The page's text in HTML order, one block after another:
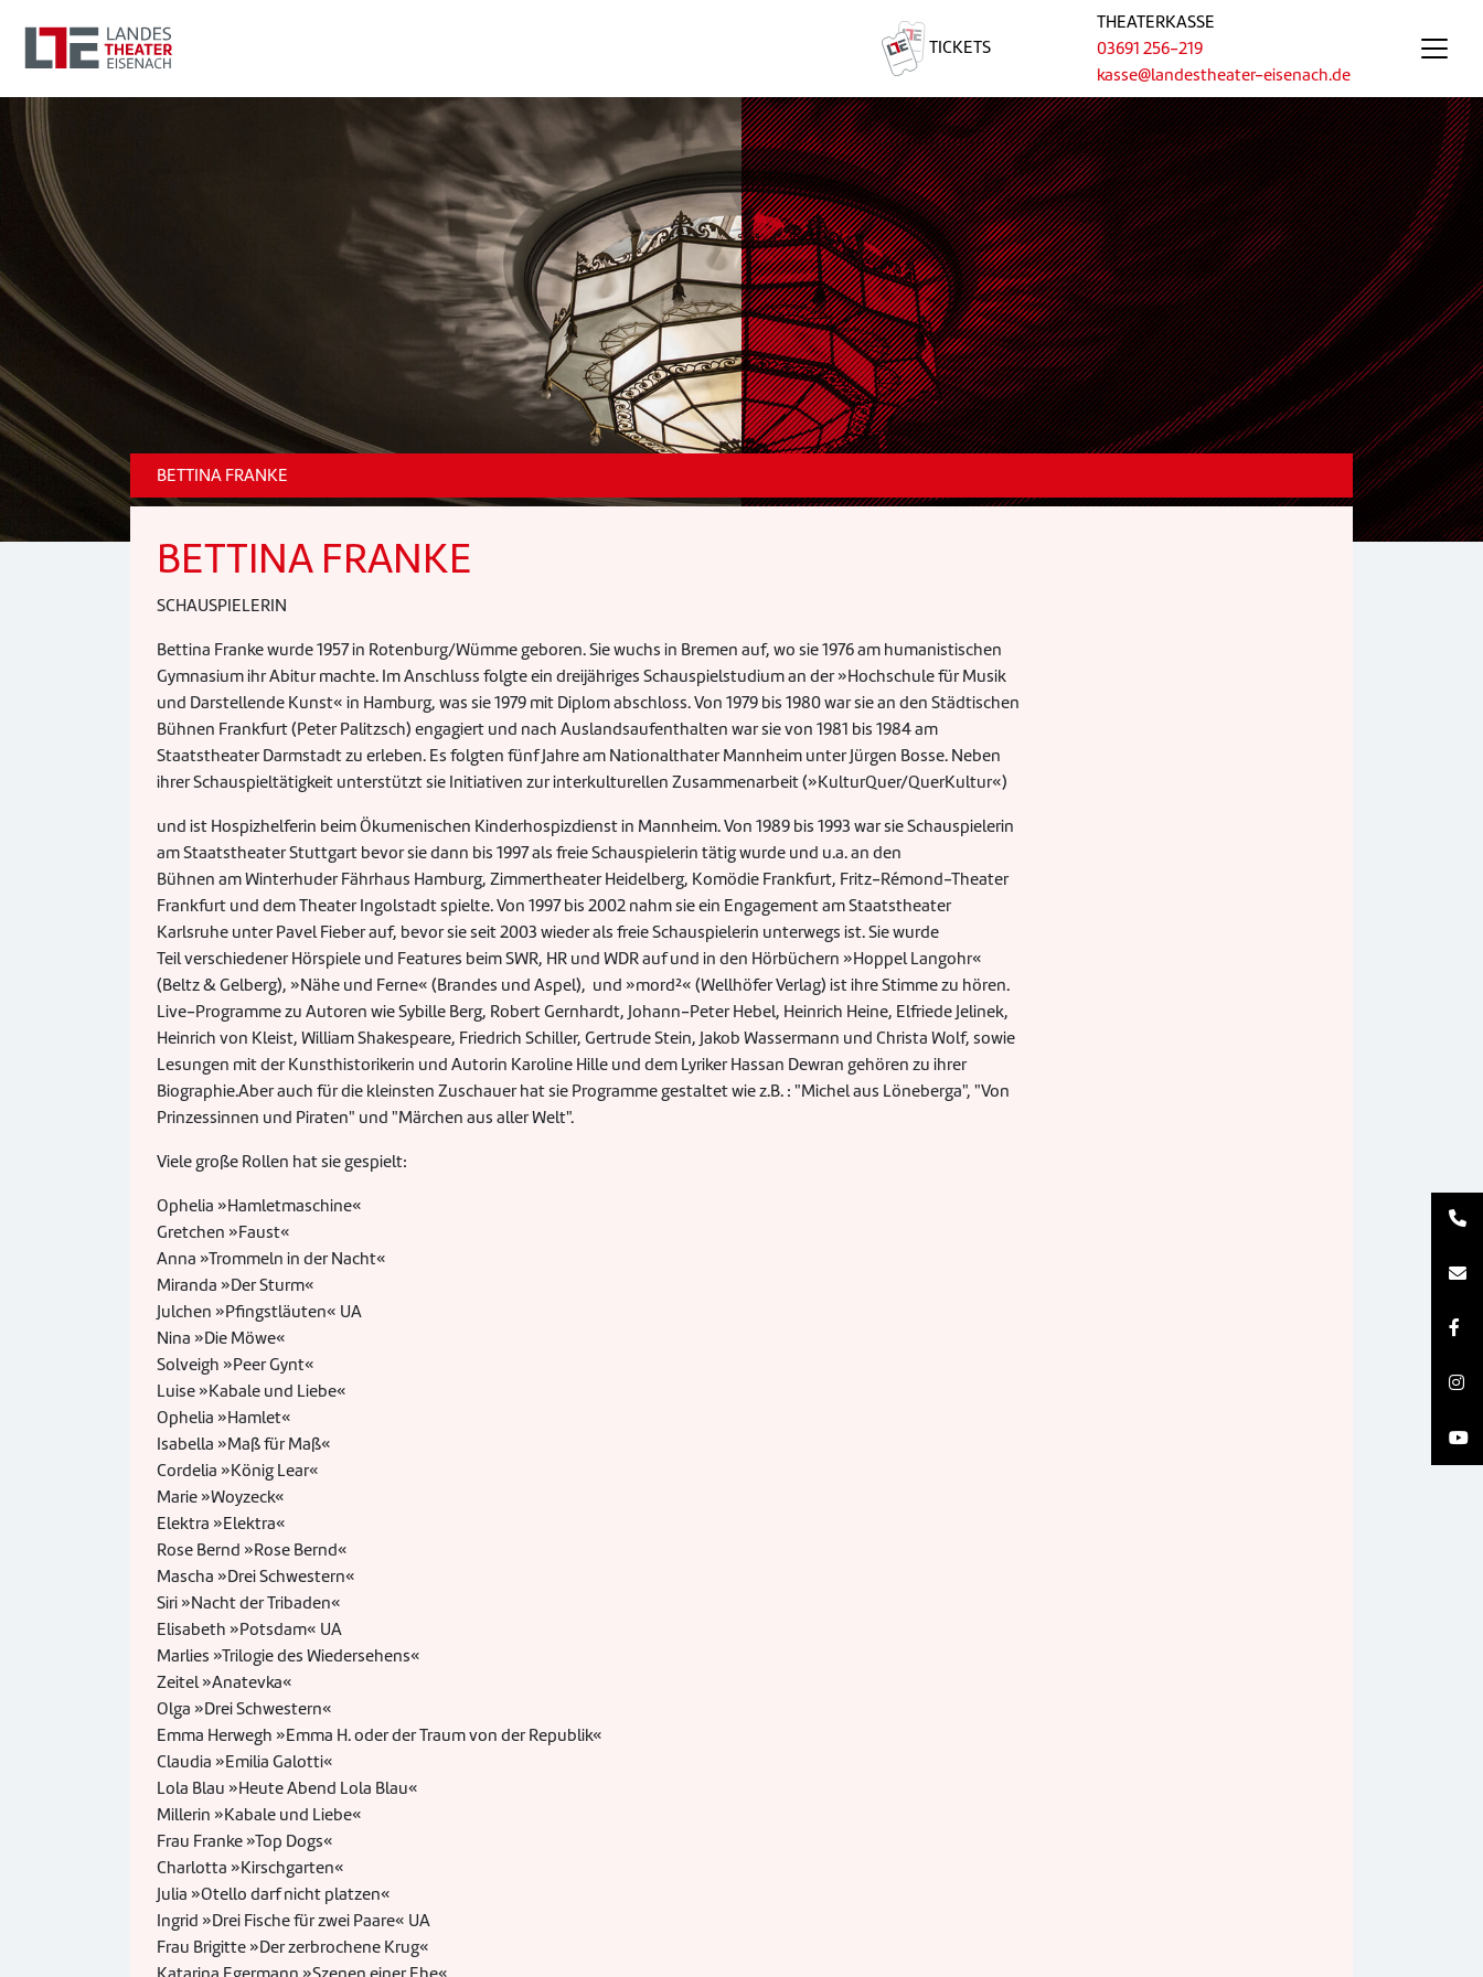
TICKETS
THEATERKASSE
03691 256-219
kasse@landestheater-eisenach.de
BETTINA FRANKE
BETTINA FRANKE
SCHAUSPIELERIN
Bettina Franke wurde 1957 in Rotenburg/Wümme geboren. Sie wuchs in Bremen auf, wo sie 1976 am humanistischen
Gymnasium ihr Abitur machte. Im Anschluss folgte ein dreijähriges Schauspielstudium an der »Hochschule für Musik
und Darstellende Kunst« in Hamburg, was sie 1979 mit Diplom abschloss. Von 1979 bis 1980 war sie an den Städtischen
Bühnen Frankfurt (Peter Palitzsch) engagiert und nach Auslandsaufenthalten war sie von 1981 bis 1984 am
Staatstheater Darmstadt zu erleben. Es folgten fünf Jahre am Nationalthater Mannheim unter Jürgen Bosse. Neben
ihrer Schauspieltätigkeit unterstützt sie Initiativen zur interkulturellen Zusammenarbeit (»KulturQuer/QuerKultur«)
und ist Hospizhelferin beim Ökumenischen Kinderhospizdienst in Mannheim. Von 1989 bis 1993 war sie Schauspielerin
am Staatstheater Stuttgart bevor sie dann bis 1997 als freie Schauspielerin tätig wurde und u.a. an den
Bühnen am Winterhuder Fährhaus Hamburg, Zimmertheater Heidelberg, Komödie Frankfurt, Fritz-Rémond-Theater
Frankfurt und dem Theater Ingolstadt spielte. Von 1997 bis 2002 nahm sie ein Engagement am Staatstheater
Karlsruhe unter Pavel Fieber auf, bevor sie seit 2003 wieder als freie Schauspielerin unterwegs ist. Sie wurde
Teil verschiedener Hörspiele und Features beim SWR, HR und WDR auf und in den Hörbüchern »Hoppel Langohr«
(Beltz & Gelberg), »Nähe und Ferne« (Brandes und Aspel), und »mord²« (Wellhöfer Verlag) ist ihre Stimme zu hören.
Live-Programme zu Autoren wie Sybille Berg, Robert Gernhardt, Johann-Peter Hebel, Heinrich Heine, Elfriede Jelinek,
Heinrich von Kleist, William Shakespeare, Friedrich Schiller, Gertrude Stein, Jakob Wassermann und Christa Wolf, sowie
Lesungen mit der Kunsthistorikerin und Autorin Karoline Hille und dem Lyriker Hassan Dewran gehören zu ihrer
Biographie.Aber auch für die kleinsten Zuschauer hat sie Programme gestaltet wie z.B. : "Michel aus Löneberga", "Von
Prinzessinnen und Piraten" und "Märchen aus aller Welt".
Viele große Rollen hat sie gespielt:
Ophelia »Hamletmaschine«
Gretchen »Faust«
Anna »Trommeln in der Nacht«
Miranda »Der Sturm«
Julchen »Pfingstläuten« UA
Nina »Die Möwe«
Solveigh »Peer Gynt«
Luise »Kabale und Liebe«
Ophelia »Hamlet«
Isabella »Maß für Maß«
Cordelia »König Lear«
Marie »Woyzeck«
Elektra »Elektra«
Rose Bernd »Rose Bernd«
Mascha »Drei Schwestern«
Siri »Nacht der Tribaden«
Elisabeth »Potsdam« UA
Marlies »Trilogie des Wiedersehens«
Zeitel »Anatevka«
Olga »Drei Schwestern«
Emma Herwegh »Emma H. oder der Traum von der Republik«
Claudia »Emilia Galotti«
Lola Blau »Heute Abend Lola Blau«
Millerin »Kabale und Liebe«
Frau Franke »Top Dogs«
Charlotta »Kirschgarten«
Julia »Otello darf nicht platzen«
Ingrid »Drei Fische für zwei Paare« UA
Frau Brigitte »Der zerbrochene Krug«